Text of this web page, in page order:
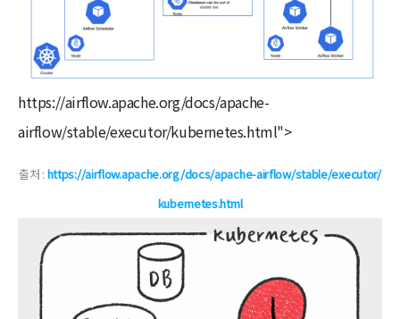
https://airflow.apache.org/docs/apache-
airflow/stable/executor/kubernetes.html">
출처 : https://airflow.apache.org/docs/apache-airflow/stable/executor/
kubernetes.html